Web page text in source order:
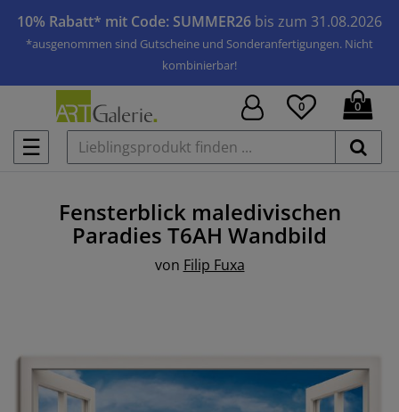
10% Rabatt* mit Code: SUMMER26 bis zum 31.08.2026
*ausgenommen sind Gutscheine und Sonderanfertigungen. Nicht
kombinierbar!
☰
0 0
Fensterblick maledivischen
Paradies T6AH Wandbild
von Filip Fuxa